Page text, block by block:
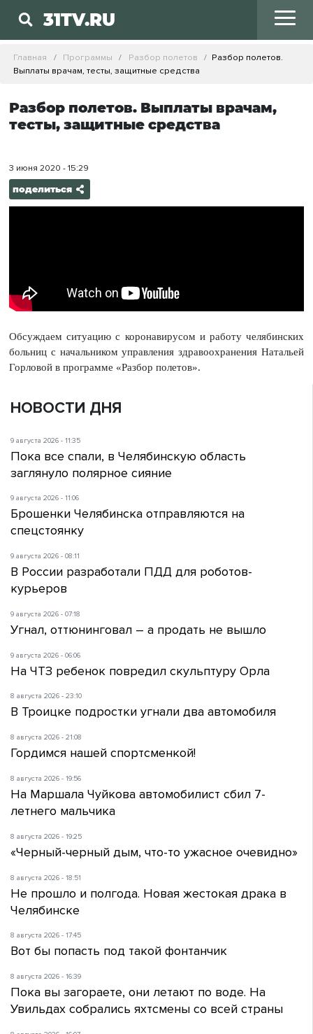
31TV.RU
Главная Программы Разбор полетов
Разбор полетов.
Выплаты врачам, тесты, защитные средства
Разбор полетов. Выплаты врачам,
тесты, защитные средства
3 июня 2020 - 15:29
поделиться
Обсуждаем ситуацию с коронавирусом и работу челябинских
больниц с начальником управления здравоохранения Натальей
Горловой в программе «Разбор полетов».
НОВОСТИ ДНЯ
9 августа 2026 - 11:35
Пока все спали, в Челябинскую область
заглянуло полярное сияние
9 августа 2026 - 11:06
Брошенки Челябинска отправляются на
спецстоянку
9 августа 2026 - 08:11
В России разработали ПДД для роботов-
курьеров
9 августа 2026 - 07:18
Угнал, оттюнинговал – а продать не вышло
9 августа 2026 - 06:06
На ЧТЗ ребенок повредил скульптуру Орла
8 августа 2026 - 23:10
В Троицке подростки угнали два автомобиля
8 августа 2026 - 21:08
Гордимся нашей спортсменкой!
8 августа 2026 - 19:56
На Маршала Чуйкова автомобилист сбил 7-
летнего мальчика
8 августа 2026 - 19:25
«Черный-черный дым, что-то ужасное очевидно»
8 августа 2026 - 18:51
Не прошло и полгода. Новая жестокая драка в
Челябинске
8 августа 2026 - 17:45
Вот бы попасть под такой фонтанчик
8 августа 2026 - 16:39
Пока вы загораете, они летают по воде. На
Увильдах собрались яхтсмены со всей страны